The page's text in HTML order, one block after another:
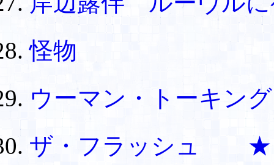
怪物
ウーマン・トーキ
ザ・フラッシュ ★